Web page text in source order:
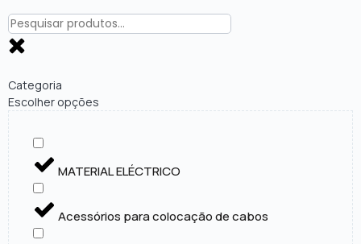
Categoria
Escolher opções
MATERIAL ELÉCTRICO
Acessórios para colocação de cabos